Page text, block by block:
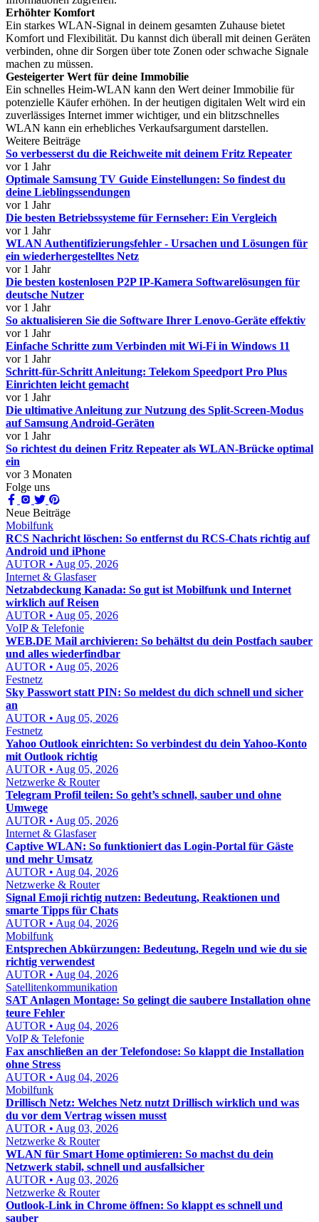
Erhöhter Komfort
Ein starkes WLAN-Signal in deinem gesamten Zuhause bietet
Komfort und Flexibilität. Du kannst dich überall mit deinen Geräten
verbinden, ohne dir Sorgen über tote Zonen oder schwache Signale
machen zu müssen.
Gesteigerter Wert für deine Immobilie
Ein schnelles Heim-WLAN kann den Wert deiner Immobilie für
potenzielle Käufer erhöhen. In der heutigen digitalen Welt wird ein
zuverlässiges Internet immer wichtiger, und ein blitzschnelles
WLAN kann ein erhebliches Verkaufsargument darstellen.
Weitere Beiträge
So verbesserst du die Reichweite mit deinem Fritz Repeater
vor 1 Jahr
Optimale Samsung TV Guide Einstellungen: So findest du
deine Lieblingssendungen
vor 1 Jahr
Die besten Betriebssysteme für Fernseher: Ein Vergleich
vor 1 Jahr
WLAN Authentifizierungsfehler - Ursachen und Lösungen für
ein wiederhergestelltes Netz
vor 1 Jahr
Die besten kostenlosen P2P IP-Kamera Softwarelösungen für
deutsche Nutzer
vor 1 Jahr
So aktualisieren Sie die Software Ihrer Lenovo-Geräte effektiv
vor 1 Jahr
Einfache Schritte zum Verbinden mit Wi-Fi in Windows 11
vor 1 Jahr
Schritt-für-Schritt Anleitung: Telekom Speedport Pro Plus
Einrichten leicht gemacht
vor 1 Jahr
Die ultimative Anleitung zur Nutzung des Split-Screen-Modus
auf Samsung Android-Geräten
vor 1 Jahr
So richtest du deinen Fritz Repeater als WLAN-Brücke optimal
ein
vor 3 Monaten
Folge uns
Neue Beiträge
Mobilfunk
RCS Nachricht löschen: So entfernst du RCS-Chats richtig auf
Android und iPhone
AUTOR • Aug 05, 2026
Internet & Glasfaser
Netzabdeckung Kanada: So gut ist Mobilfunk und Internet
wirklich auf Reisen
AUTOR • Aug 05, 2026
VoIP & Telefonie
WEB.DE Mail archivieren: So behältst du dein Postfach sauber
und alles wiederfindbar
AUTOR • Aug 05, 2026
Festnetz
Sky Passwort statt PIN: So meldest du dich schnell und sicher
an
AUTOR • Aug 05, 2026
Festnetz
Yahoo Outlook einrichten: So verbindest du dein Yahoo-Konto
mit Outlook richtig
AUTOR • Aug 05, 2026
Netzwerke & Router
Telegram Profil teilen: So geht’s schnell, sauber und ohne
Umwege
AUTOR • Aug 05, 2026
Internet & Glasfaser
Captive WLAN: So funktioniert das Login-Portal für Gäste
und mehr Umsatz
AUTOR • Aug 04, 2026
Netzwerke & Router
Signal Emoji richtig nutzen: Bedeutung, Reaktionen und
smarte Tipps für Chats
AUTOR • Aug 04, 2026
Mobilfunk
Entsprechen Abkürzungen: Bedeutung, Regeln und wie du sie
richtig verwendest
AUTOR • Aug 04, 2026
Satellitenkommunikation
SAT Anlagen Montage: So gelingt die saubere Installation ohne
teure Fehler
AUTOR • Aug 04, 2026
VoIP & Telefonie
Fax anschließen an der Telefondose: So klappt die Installation
ohne Stress
AUTOR • Aug 04, 2026
Mobilfunk
Drillisch Netz: Welches Netz nutzt Drillisch wirklich und was
du vor dem Vertrag wissen musst
AUTOR • Aug 03, 2026
Netzwerke & Router
WLAN für Smart Home optimieren: So machst du dein
Netzwerk stabil, schnell und ausfallsicher
AUTOR • Aug 03, 2026
Netzwerke & Router
Outlook-Link in Chrome öffnen: So klappt es schnell und
sauber